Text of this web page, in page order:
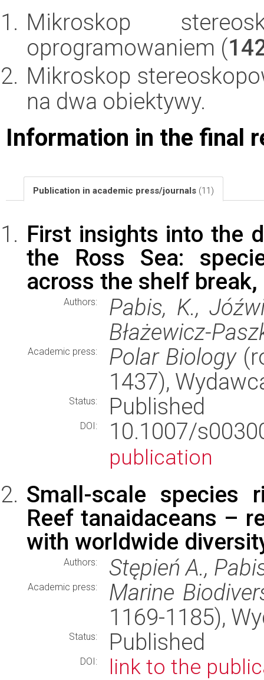
Mikroskop
oprogramowaniem (
Mikroskop
na dwa obiektywy.
Information in the final
Publication in academic press/journals (11)
First insights into the
the Ross Sea:
across the shelf
Authors:
Pabis, K.,
Błażewicz-
Academic press: Polar Biology
1437),
Status: Published
DOI: 10.1007/
publication
Small-scale species
Reef tanaidaceans –
with worldwide
Authors: Stępień A.,
Academic press:
Marine
1169-1185),
Status: Published
DOI: link to the